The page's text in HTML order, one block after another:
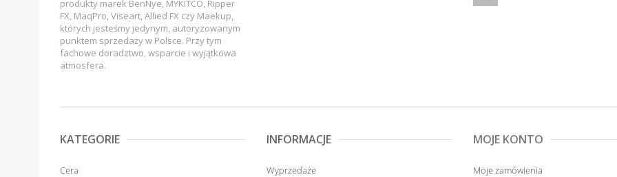
produkty marek BenNye, MYKITCO, Ripper
FX, MaqPro, Viseart, Allied FX czy Maekup,
których jesteśmy jedynym, autoryzowanym
punktem sprzedaży w Polsce. Przy tym
fachowe doradztwo, wsparcie i wyjątkowa
atmosfera.
KATEGORIE
Cera
INFORMACJE
Wyprzedaże
MOJE KONTO
Moje zamówienia